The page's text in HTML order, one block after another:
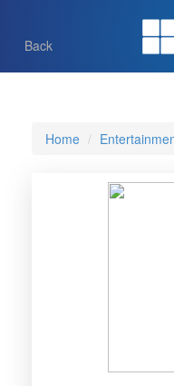
Back
Home